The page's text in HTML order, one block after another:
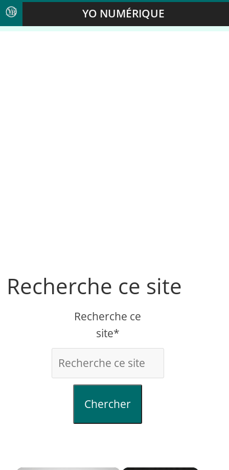
YO NUMÉRIQUE
Recherche ce site
Recherche ce
site*
Chercher